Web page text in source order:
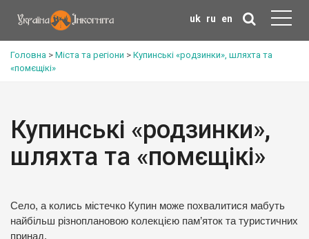
uk ru en
Головна > Міста та регіони > Купинські «родзинки», шляхта та
«помєщікі»
Купинські «родзинки»,
шляхта та «помєщікі»
Село, а колись містечко Купин може похвалитися мабуть
найбільш різноплановою колекцією пам’яток та туристичних
принад.